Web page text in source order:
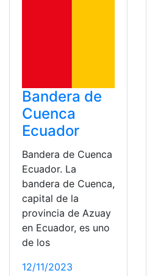
Bandera de
Cuenca
Ecuador
Bandera de Cuenca
Ecuador. La
bandera de Cuenca,
capital de la
provincia de Azuay
en Ecuador, es uno
de los
12/11/2023